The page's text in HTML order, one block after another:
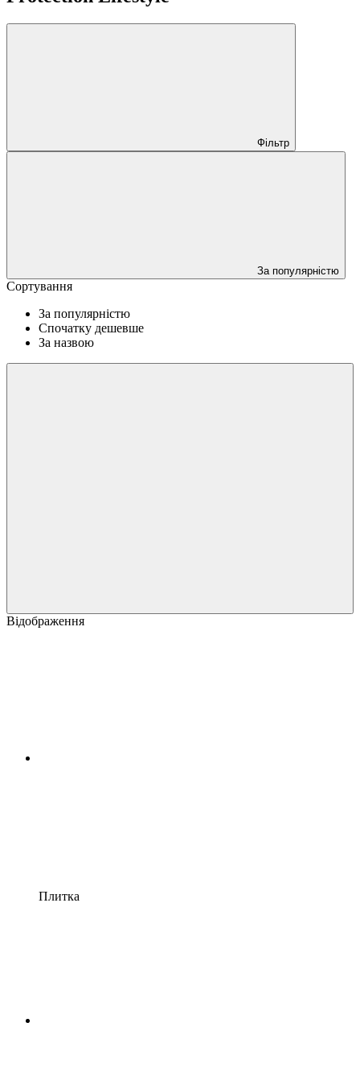
Фільтр
За популярністю
Сортування
За популярністю
Спочатку дешевше
За назвою
Відображення
Плитка